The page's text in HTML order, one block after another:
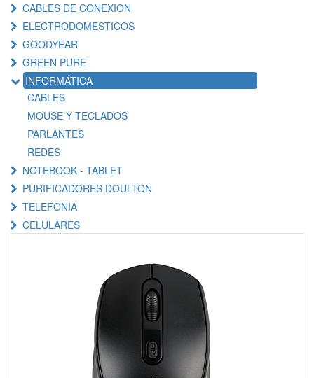
CABLES DE CONEXION
ELECTRODOMESTICOS
GOODYEAR
GREEN PURE
INFORMÁTICA
CABLES
MOUSE Y TECLADOS
PARLANTES
REDES
NOTEBOOK - TABLET
PURIFICADORES DOULTON
TELEFONIA
CELULARES